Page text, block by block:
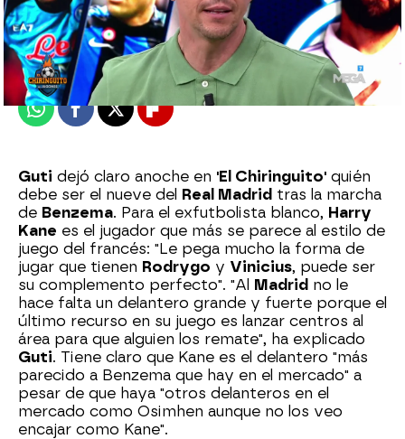
El Chiringuito
Publicado:06 de junio de 2023, 02:14
WhatsappFacebook
X Flipboard
Guti dejó claro anoche en 'El Chiringuito' quién
debe ser el nueve del Real Madrid tras la marcha
de Benzema. Para el exfutbolista blanco, Harry
Kane es el jugador que más se parece al estilo de
juego del francés: "Le pega mucho la forma de
jugar que tienen Rodrygo y Vinicius, puede ser
su complemento perfecto". "Al Madrid no le
hace falta un delantero grande y fuerte porque el
último recurso en su juego es lanzar centros al
área para que alguien los remate", ha explicado
Guti. Tiene claro que Kane es el delantero "más
parecido a Benzema que hay en el mercado" a
pesar de que haya "otros delanteros en el
mercado como Osimhen aunque no los veo
encajar como Kane".